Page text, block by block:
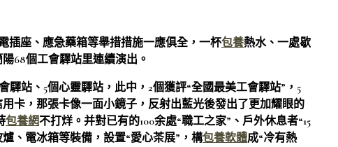
插座、應急藥箱等舉措措施一應俱全，一杯包養熱水、一處歇
68個工會驛站里連續演出。
驛站、5個心靈驛站，此中，2個獲評“全國最美工會驛站”，5
卡，那張卡像一面小鏡子，反射出藍光後發出了更加耀眼的
包養網不打烊。并對已有的100余處“職工之家”、戶外休息者“15
、電冰箱等裝備，設置“愛心茶展”，構包養軟體成“冷有熱